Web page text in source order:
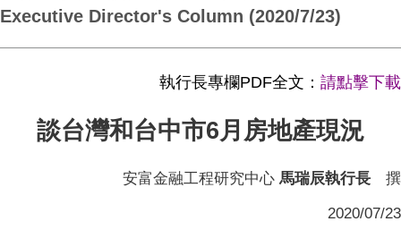
Executive Director's Column (2020/7/23)
執行長專欄PDF全文： 請點擊下載
談台灣和台中市6月房地產現況
安富金融工程研究中心 馬瑞辰執行長 撰
2020/07/23